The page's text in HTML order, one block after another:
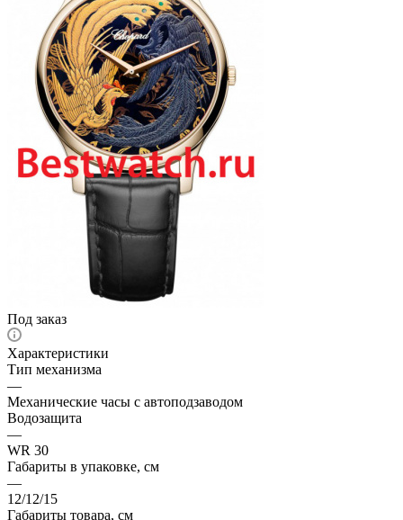
Под заказ
Характеристики
Тип механизма
—
Механические часы с автоподзаводом
Водозащита
—
WR 30
Габариты в упаковке, см
—
12/12/15
Габариты товара, см